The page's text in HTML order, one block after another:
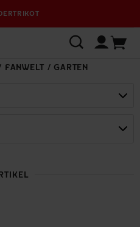
FANWELT / GARTEN